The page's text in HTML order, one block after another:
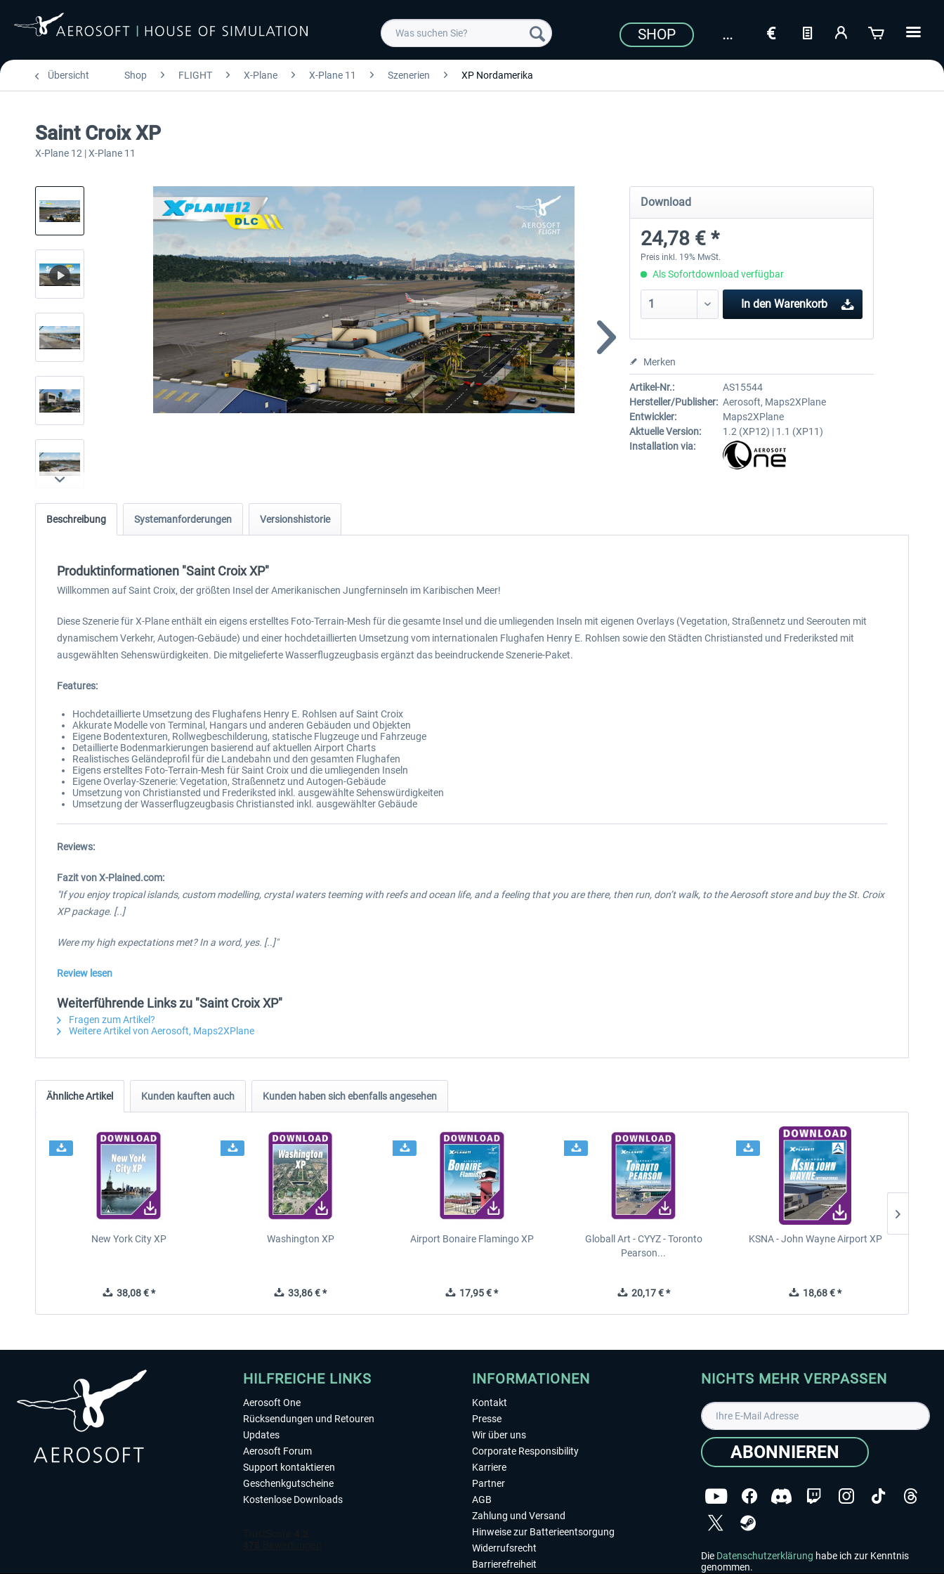
SHOP
Übersicht Shop FLIGHT X-Plane X-Plane 11 Szenerien XP Nordamerika
Saint Croix XP
X-Plane 12 | X-Plane 11
Download
24,78 € *
Preis inkl. 19% MwSt.
Als Sofortdownload verfügbar
In den Warenkorb
Merken
Artikel-Nr.:
AS15544
Hersteller/Publisher: Aerosoft, Maps2XPlane
Entwickler:
Maps2XPlane
Aktuelle Version:
1.2 (XP12) | 1.1 (XP11)
Installation via:
Beschreibung Systemanforderungen Versionshistorie
Produktinformationen "Saint Croix XP"
Willkommen auf Saint Croix, der größten Insel der Amerikanischen Jungferninseln im Karibischen Meer!
Diese Szenerie für X-Plane enthält ein eigens erstelltes Foto-Terrain-Mesh für die gesamte Insel und die umliegenden Inseln mit eigenen Overlays (Vegetation, Straßennetz und Seerouten mit
dynamischem Verkehr, Autogen-Gebäude) und einer hochdetaillierten Umsetzung vom internationalen Flughafen Henry E. Rohlsen sowie den Städten Christiansted und Frederiksted mit
ausgewählten Sehenswürdigkeiten. Die mitgelieferte Wasserflugzeugbasis ergänzt das beeindruckende Szenerie-Paket.
Features:
Hochdetaillierte Umsetzung des Flughafens Henry E. Rohlsen auf Saint Croix
Akkurate Modelle von Terminal, Hangars und anderen Gebäuden und Objekten
Eigene Bodentexturen, Rollwegbeschilderung, statische Flugzeuge und Fahrzeuge
Detaillierte Bodenmarkierungen basierend auf aktuellen Airport Charts
Realistisches Geländeprofil für die Landebahn und den gesamten Flughafen
Eigens erstelltes Foto-Terrain-Mesh für Saint Croix und die umliegenden Inseln
Eigene Overlay-Szenerie: Vegetation, Straßennetz und Autogen-Gebäude
Umsetzung von Christiansted und Frederiksted inkl. ausgewählte Sehenswürdigkeiten
Umsetzung der Wasserflugzeugbasis Christiansted inkl. ausgewählter Gebäude
Reviews:
Fazit von X-Plained.com:
"If you enjoy tropical islands, custom modelling, crystal waters teeming with reefs and ocean life, and a feeling that you are there, then run, don’t walk, to the Aerosoft store and buy the St. Croix
XP package. [..]
Were my high expectations met? In a word, yes. [..]"
Review lesen
Weiterführende Links zu "Saint Croix XP"
Fragen zum Artikel?
Weitere Artikel von Aerosoft, Maps2XPlane
Ähnliche Artikel Kunden kauften auch Kunden haben sich ebenfalls angesehen
New York City XP
38,08 € *
Washington XP
33,86 € *
Airport Bonaire Flamingo XP
17,95 € *
Globall Art - CYYZ - Toronto
Pearson...
20,17 € *
KSNA - John Wayne Airport XP
18,68 € *
HILFREICHE LINKS
Aerosoft One
Rücksendungen und Retouren
Updates
Aerosoft Forum
Support kontaktieren
Geschenkgutscheine
Kostenlose Downloads
INFORMATIONEN
Kontakt
Presse
Wir über uns
Corporate Responsibility
Karriere
Partner
AGB
Zahlung und Versand
Hinweise zur Batterieentsorgung
Widerrufsrecht
Barrierefreiheit
NICHTS MEHR VERPASSEN
ABONNIEREN
Die Datenschutzerklärung habe ich zur Kenntnis
genommen.